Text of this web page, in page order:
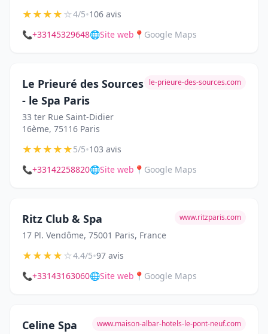
★★★★☆4/5•106 avis
📞+33145329648🌐Site web 📍 Google Maps
Le Prieuré des Sources
- le Spa Paris
33 ter Rue Saint-Didier
16ème, 75116 Paris
le-prieure-des-sources.com
★★★★★5/5•103 avis
📞+33142258820🌐Site web 📍 Google Maps
Ritz Club & Spa
17 Pl. Vendôme, 75001 Paris, France
www.ritzparis.com
★★★★☆4.4/5•97 avis
📞+33143163060🌐Site web 📍 Google Maps
Celine Spa
www.maison-albar-hotels-le-pont-neuf.com